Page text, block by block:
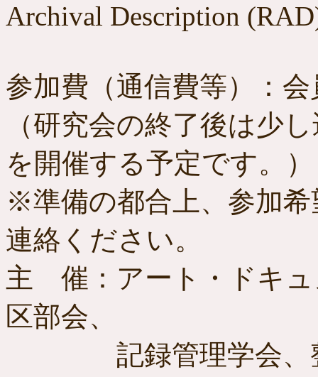
Archival Description
参加費（通信費等）：
（研究会の終了後は少
を開催する予定です。）
※準備の都合上、参加
連絡ください。
主 催：アート・ドキュ
区部会、
記録管理学会、整